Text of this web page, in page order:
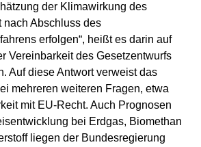
der Klimawirkung des
nach Abschluss des
erfolgen“, heißt es darin auf
Vereinbarkeit des Gesetzentwurfs
Auf diese Antwort verweist das
mehreren weiteren Fragen, etwa
mit EU-Recht. Auch Prognosen
bei Erdgas, Biomethan
liegen der Bundesregierung